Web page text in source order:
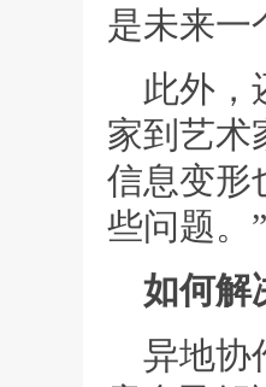
是未来一
此外，
家到艺术
信息变形
些问题。
如何解
异地协